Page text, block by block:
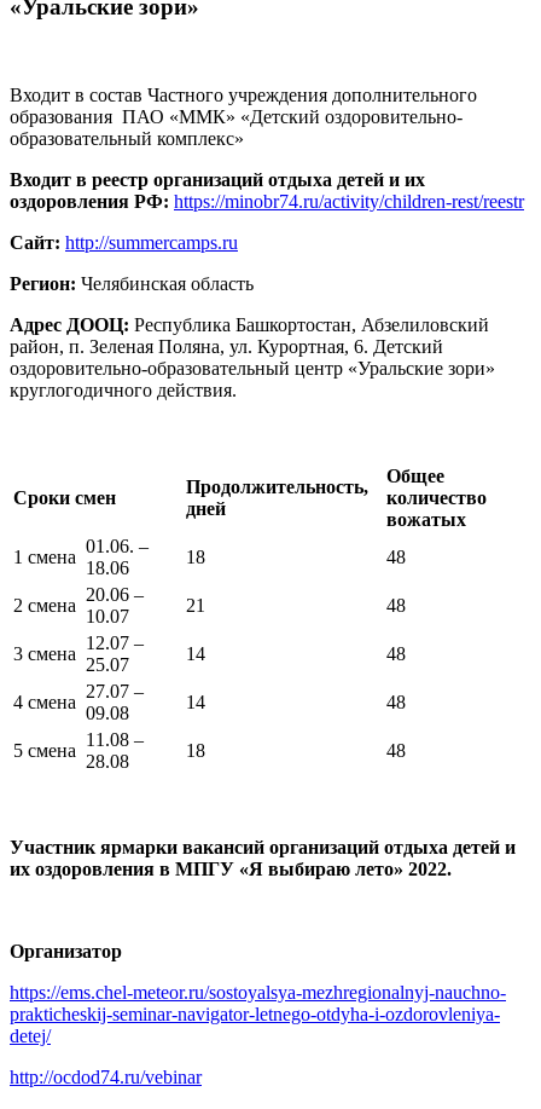
«Уральские зори»
Входит в состав Частного учреждения дополнительного
образования ПАО «ММК» «Детский оздоровительно-
образовательный комплекс»
Входит в реестр организаций отдыха детей и их
оздоровления РФ: https://minobr74.ru/activity/children-rest/reestr
Сайт: http://summercamps.ru
Регион: Челябинская область
Адрес ДООЦ: Республика Башкортостан, Абзелиловский
район, п. Зеленая Поляна, ул. Курортная, 6. Детский
оздоровительно-образовательный центр «Уральские зори»
круглогодичного действия.
Сроки смен
Продолжительность,
дней
Общее
количество
вожатых
1 смена
01.06. –
18.06
18 48
2 смена
20.06 –
10.07
21 48
3 смена
12.07 –
25.07
14 48
4 смена
27.07 –
09.08
14 48
5 смена
11.08 –
28.08
18 48
Участник ярмарки вакансий организаций отдыха детей и
их оздоровления в МПГУ «Я выбираю лето» 2022.
Организатор
https://ems.chel-meteor.ru/sostoyalsya-mezhregionalnyj-nauchno-
prakticheskij-seminar-navigator-letnego-otdyha-i-ozdorovleniya-
detej/
http://ocdod74.ru/vebinar